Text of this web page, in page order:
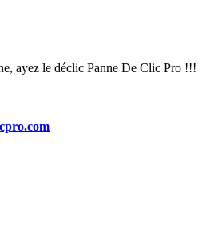
ayez le déclic Panne De Clic Pro !!!